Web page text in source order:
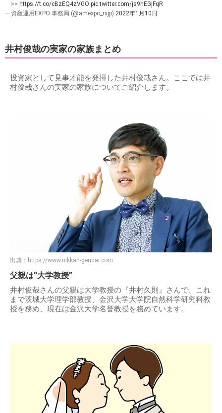
>> https://t.co/cBzEQ4zVGO pic.twitter.com/js9hEGjFqR
— 資産運用EXPO 事務局 (@amexpo_rxjp) 2022年1月10日
井村俊哉の実家の家族まとめ
投資家として見事才能を発揮した井村俊哉さん。ここでは井
村俊哉さんの実家の家族についてご紹介します。
出典： https://www.nikkan-gendai.com
父親は“大学教授”
井村俊哉さんの父親は大学教授の『井村久則』さんで、これ
まで茨城大学理学部教授、金沢大学大学院自然科学研究科教
授を務め、現在は金沢大学名誉教授を務めています。